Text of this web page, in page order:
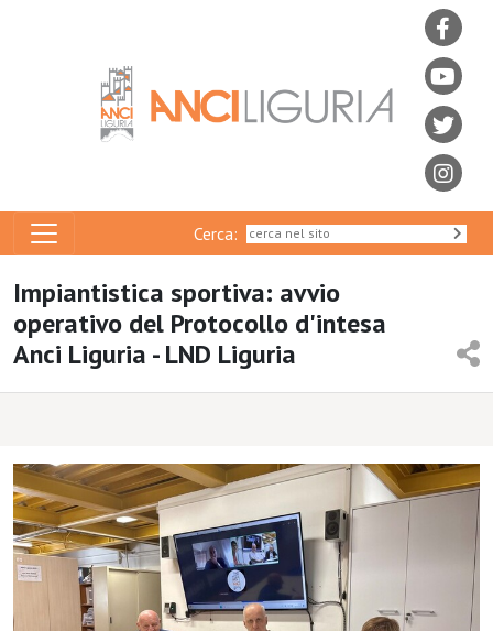
Cerca:
Impiantistica sportiva: avvio
operativo del Protocollo d'intesa
Anci Liguria - LND Liguria